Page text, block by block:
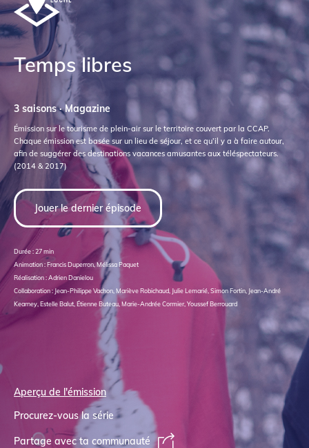
Temps libres
3 saisons · Magazine
Émission sur le tourisme de plein-air sur le territoire couvert par la CCAP.
Chaque émission est basée sur un lieu de séjour, et ce qu’il y a à faire autour,
afin de suggérer des destinations vacances amusantes aux téléspectateurs.
(2014 & 2017)
Jouer le dernier épisode
Durée : 27 min
Animation : Francis Duperron, Mélissa Paquet
Réalisation : Adrien Danielou
Collaboration : Jean-Philippe Vachon, Mariève Robichaud, Julie Lemarié, Simon Fortin, Jean-André
Kearney, Estelle Balut, Étienne Buteau, Marie-Andrée Cormier, Youssef Berrouard
Aperçu de l'émission
Procurez-vous la série
Partage avec ta communauté